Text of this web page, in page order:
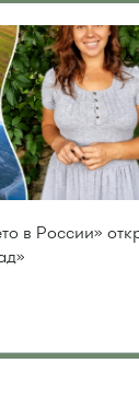
в России»